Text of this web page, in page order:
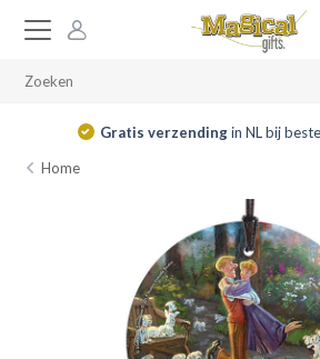
Gratis verzendingin NL bij
Home